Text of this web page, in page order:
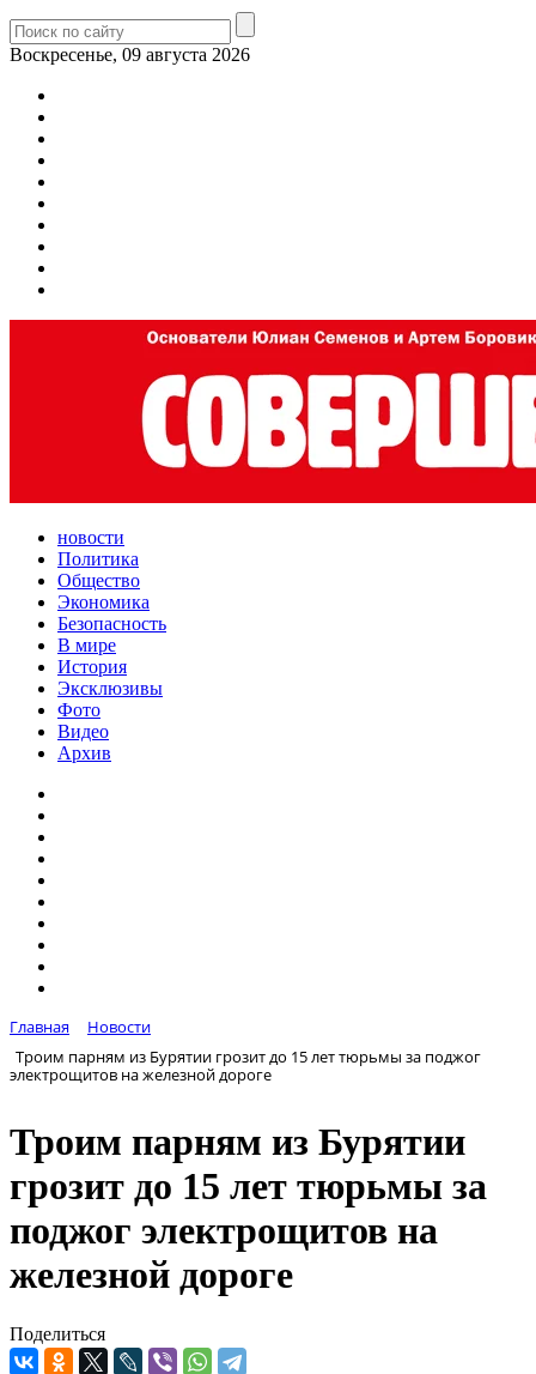
Воскресенье, 09 августа 2026
новости
Политика
Общество
Экономика
Безопасность
В мире
История
Эксклюзивы
Фото
Видео
Архив
Главная
Новости
Троим парням из Бурятии грозит до 15 лет тюрьмы за поджог
электрощитов на железной дороге
Троим парням из Бурятии
грозит до 15 лет тюрьмы за
поджог электрощитов на
железной дороге
Поделиться